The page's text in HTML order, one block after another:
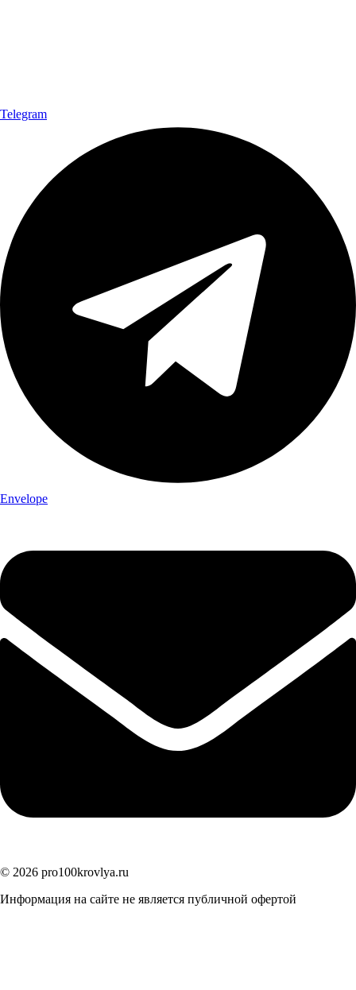
Telegram
Envelope
© 2026 pro100krovlya.ru
Информация на сайте не является публичной офертой